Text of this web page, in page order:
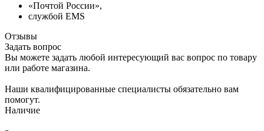
«Почтой России»,
службой EMS
Отзывы
Задать вопрос
Вы можете задать любой интересующий вас вопрос по товару
или работе магазина.
Наши квалифицированные специалисты обязательно вам
помогут.
Наличие